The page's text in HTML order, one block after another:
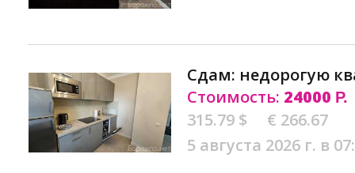
Сдам: недорогую
Стоимость: 24000 Р.
315.79 $
€ 266.67
5 августа 2026 г. в